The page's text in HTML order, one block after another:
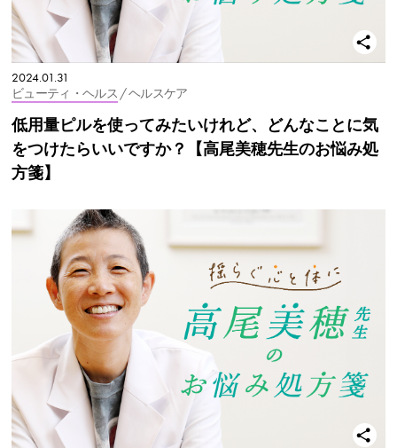
2024.01.31
ビューティ・ヘルス / ヘルスケア
低用量ピルを使ってみたいけれど、どんなことに気
をつけたらいいですか？【高尾美穂先生のお悩み処
方箋】